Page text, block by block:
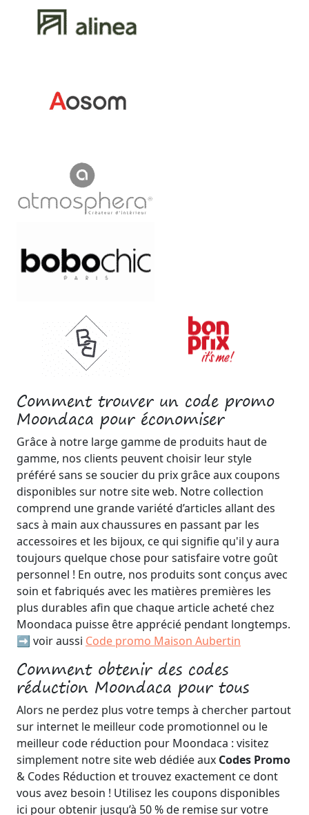
Comment trouver un code promo
Moondaca pour économiser
Grâce à notre large gamme de produits haut de
gamme, nos clients peuvent choisir leur style
préféré sans se soucier du prix grâce aux coupons
disponibles sur notre site web. Notre collection
comprend une grande variété d’articles allant des
sacs à main aux chaussures en passant par les
accessoires et les bijoux, ce qui signifie qu'il y aura
toujours quelque chose pour satisfaire votre goût
personnel ! En outre, nos produits sont conçus avec
soin et fabriqués avec les matières premières les
plus durables afin que chaque article acheté chez
Moondaca puisse être apprécié pendant longtemps.
➡️ voir aussi Code promo Maison Aubertin
Comment obtenir des codes
réduction Moondaca pour tous
Alors ne perdez plus votre temps à chercher partout
sur internet le meilleur code promotionnel ou le
meilleur code réduction pour Moondaca : visitez
simplement notre site web dédiée aux Codes Promo
& Codes Réduction et trouvez exactement ce dont
vous avez besoin ! Utilisez les coupons disponibles
ici pour obtenir jusqu’à 50 % de remise sur votre